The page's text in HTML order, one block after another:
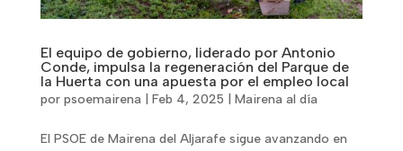
El equipo de gobierno, liderado por Antonio
Conde, impulsa la regeneración del Parque de
la Huerta con una apuesta por el empleo local
por psoemairena Feb 4, 2025 Mairena al día
El PSOE de Mairena del Aljarafe sigue avanzando en